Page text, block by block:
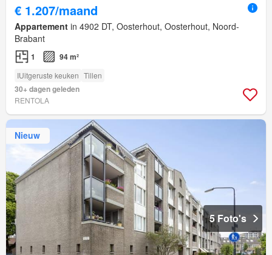
€ 1.207/maand
Appartement in 4902 DT, Oosterhout, Oosterhout, Noord-
Brabant
1 94 m²
IUitgeruste keuken Tillen
30+ dagen geleden
RENTOLA
Nieuw
5 Foto's